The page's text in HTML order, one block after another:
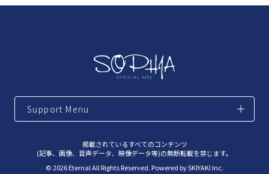
Support Menu
掲載されているすべてのコンテンツ
(記事、画像、音声データ、映像データ等)の無断転載を禁じます。
© 2026 Eternal All Rights Reserved. Powered bySKIYAKI Inc.